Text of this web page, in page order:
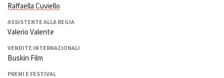
Raffaella Cuviello
ASSISTENTE ALLA REGIA
Valerio Valente
VENDITE INTERNAZIONALI
Buskin Film
PREMI E FESTIVAL